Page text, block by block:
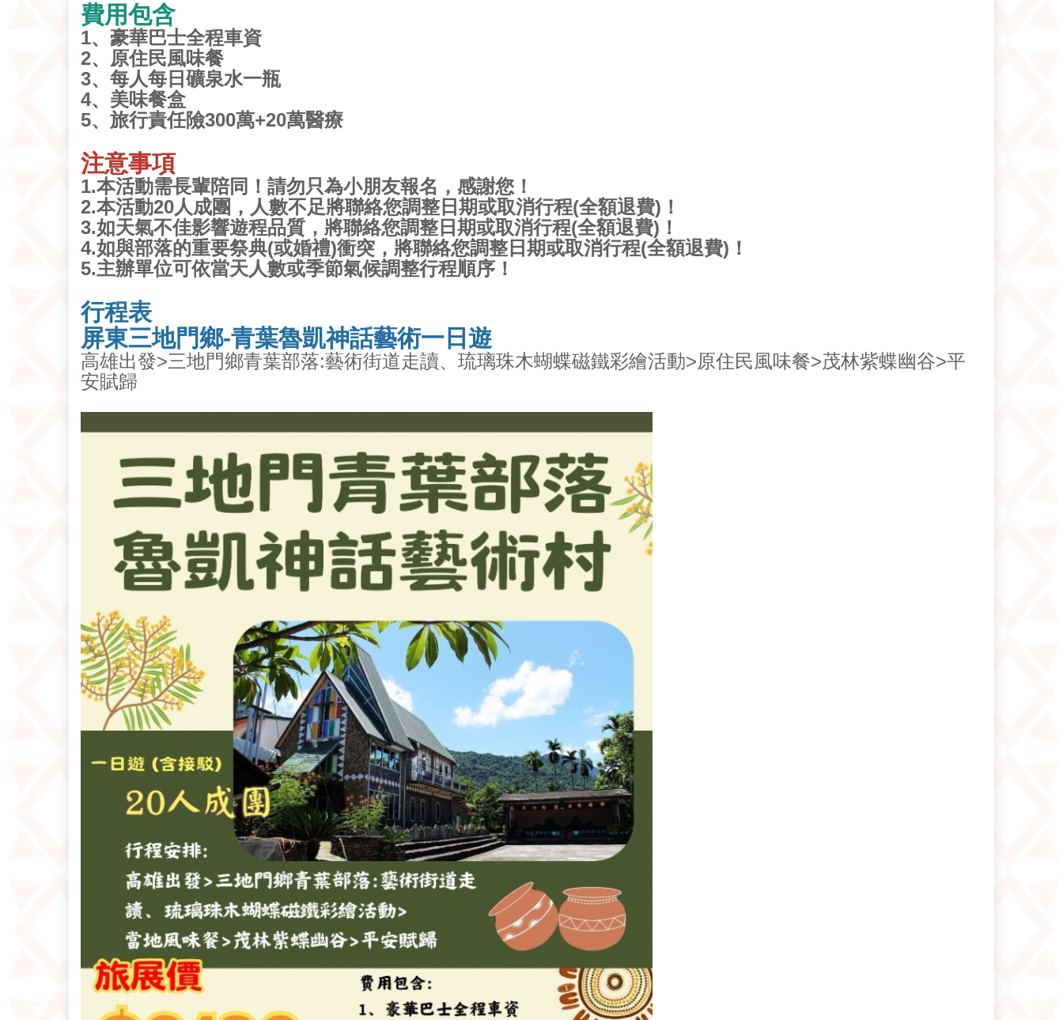
費用包含
1、豪華巴士全程車資
2、原住民風味餐
3、每人每日礦泉水一瓶
4、美味餐盒
5、旅行責任險300萬+20萬醫療
注意事項
1.本活動需長輩陪同！請勿只為小朋友報名，感謝您！
2.本活動20人成團，人數不足將聯絡您調整日期或取消行程(全額退費)！
3.如天氣不佳影響遊程品質，將聯絡您調整日期或取消行程(全額退費)！
4.如與部落的重要祭典(或婚禮)衝突，將聯絡您調整日期或取消行程(全額退費)！
5.主辦單位可依當天人數或季節氣候調整行程順序！
行程表
屏東三地門鄉-青葉魯凱神話藝術一日遊
高雄出發>三地門鄉青葉部落:藝術街道走讀、琉璃珠木蝴蝶磁鐵彩繪活動>原住民風味餐>茂林紫蝶幽谷>平
安賦歸